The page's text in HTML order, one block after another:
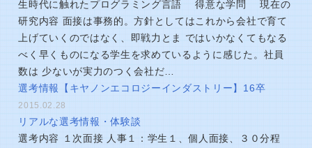
生時代に触れたプログラミング言語 得意な学問 現在の
研究内容 面接は事務的。方針としてはこれから会社で育て
上げていくのではなく、即戦力とま ではいかなくてもなる
べく早くものになる学生を求めているように感じた。社員
数は 少ないが実力のつく会社だ…
選考情報【キヤノンエコロジーインダストリー】16卒
2015.02.28
リアルな選考情報・体験談
選考内容 １次面接 人事１：学生１、個人面接、３０分程